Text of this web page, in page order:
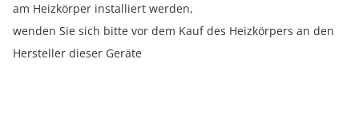
am Heizkörper installiert werden,
wenden Sie sich bitte vor dem Kauf des Heizkörpers an den
Hersteller dieser Geräte